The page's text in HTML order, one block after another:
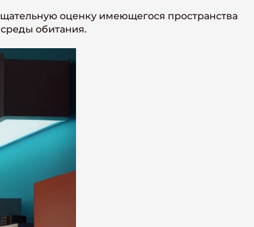
оценку имеющегося пространства
обитания.